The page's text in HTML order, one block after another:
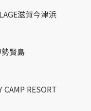
滋賀今津浜
勢賢島
CAMP RESORT